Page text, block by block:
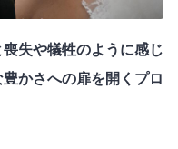
失や犠牲のように感じ
かさへの扉を開くプロ